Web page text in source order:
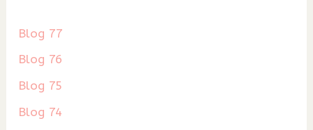
Blog 77
Blog 76
Blog 75
Blog 74